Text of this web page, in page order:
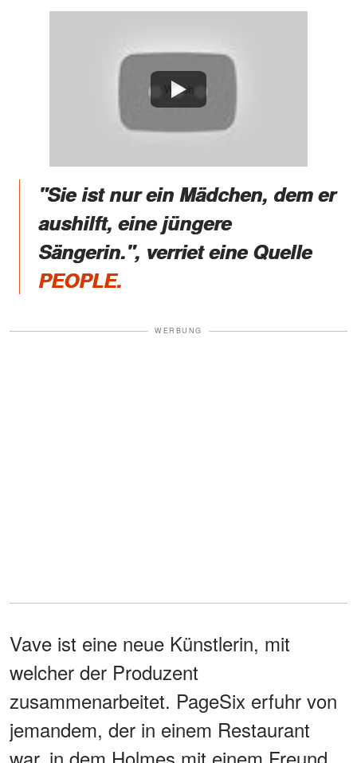
Watch
"Sie ist nur ein Mädchen, dem er
aushilft, eine jüngere
Sängerin.", verriet eine Quelle
PEOPLE.
WERBUNG
Vave ist eine neue Künstlerin, mit
welcher der Produzent
zusammenarbeitet. PageSix erfuhr von
jemandem, der in einem Restaurant